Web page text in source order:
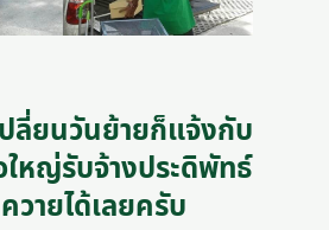
ลี่ยนวันย้ายก็แจ้งกับ
หญ่รับจ้างประดิพัทธ์
วายได้เลยครับ